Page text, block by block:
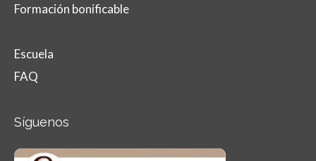
Formación bonificable
Escuela
FAQ
Síguenos